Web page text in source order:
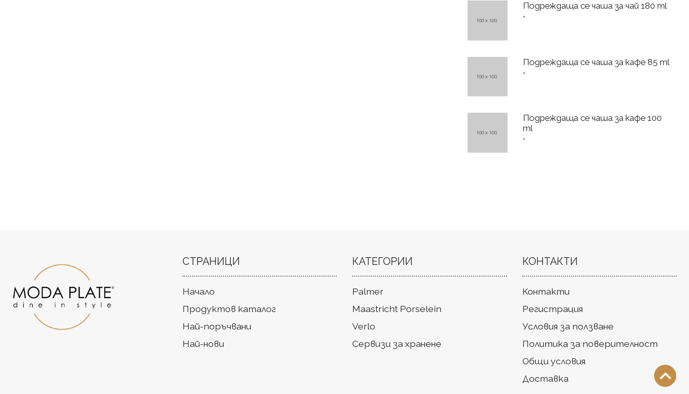
Подреждаща се чаша за чай 180 ml
*
Подреждаща се чаша за кафе 85 ml
*
Подреждаща се чаша за кафе 100
ml
*
СТРАНИЦИ
Начало
Продуктов каталог
Най-поръчвани
Най-нови
КАТЕГОРИИ
Palmer
Maastricht Porselein
Verlo
Сервизи за хранене
КОНТАКТИ
Контакти
Регистрация
Условия за ползване
Политика за поверителност
Общи условия
Доставка